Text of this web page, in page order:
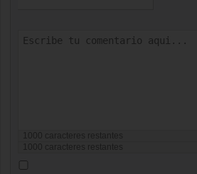
caracteres restantes
caracteres restantes